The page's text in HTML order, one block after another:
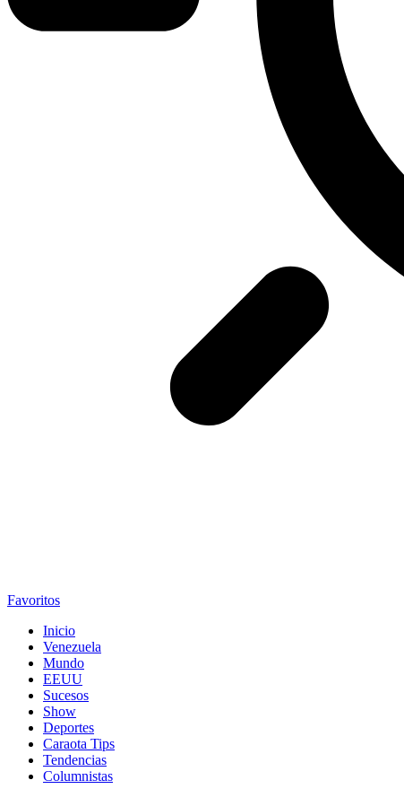
Favoritos
Inicio
Venezuela
Mundo
EEUU
Sucesos
Show
Deportes
Caraota Tips
Tendencias
Columnistas